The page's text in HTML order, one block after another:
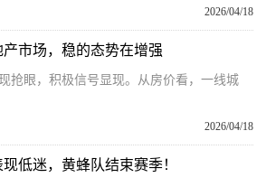
2026/04/18
市场，稳的态势在增强
抢眼，积极信号显现。从房价看，一线城
2026/04/18
低迷，黄蜂队结束赛季！